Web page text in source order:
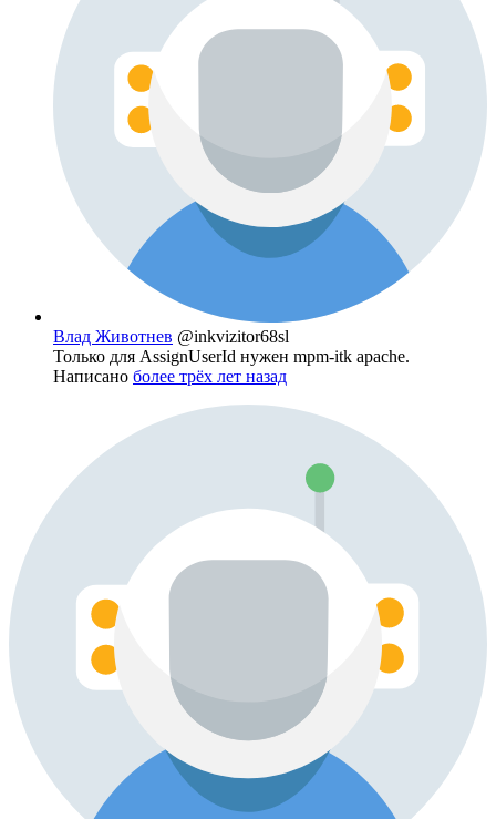
Влад Животнев @inkvizitor68sl
Только для AssignUserId нужен mpm-itk apache.
Написано более трёх лет назад